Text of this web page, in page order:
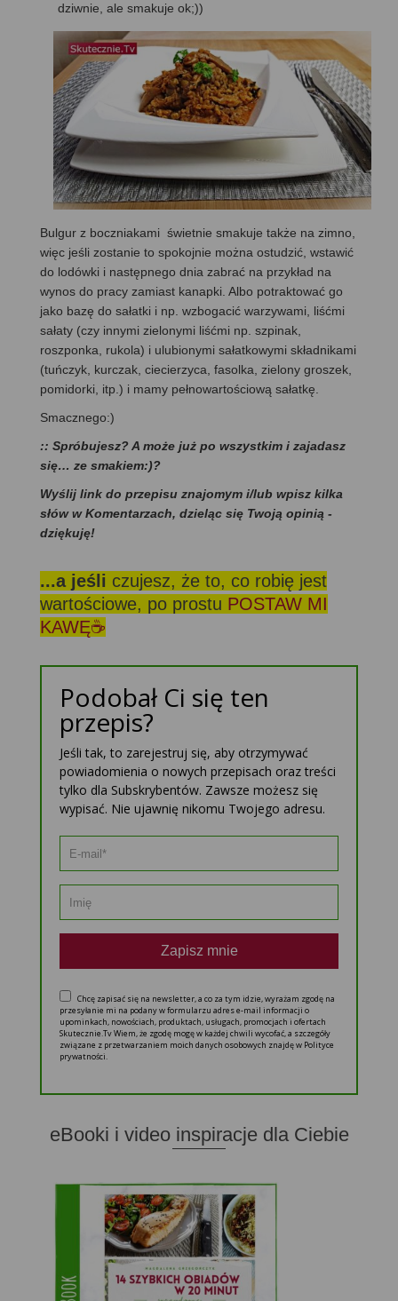
dziwnie, ale smakuje ok;))
Bulgur z boczniakami świetnie smakuje także na zimno,
więc jeśli zostanie to spokojnie można ostudzić, wstawić
do lodówki i następnego dnia zabrać na przykład na
wynos do pracy zamiast kanapki. Albo potraktować go
jako bazę do sałatki i np. wzbogacić warzywami, liśćmi
sałaty (czy innymi zielonymi liśćmi np. szpinak,
roszponka, rukola) i ulubionymi sałatkowymi składnikami
(tuńczyk, kurczak, ciecierzyca, fasolka, zielony groszek,
pomidorki, itp.) i mamy pełnowartościową sałatkę.
Smacznego:)
:: Spróbujesz? A może już po wszystkim i zajadasz
się… ze smakiem:)?
Wyślij link do przepisu znajomym i/lub wpisz kilka
słów w Komentarzach, dzieląc się Twoją opinią -
dziękuję!
...a jeśli czujesz, że to, co robię jest
wartościowe, po prostu POSTAW MI
KAWĘ☕
Podobał Ci się ten
przepis?
Jeśli tak, to zarejestruj się, aby otrzymywać
powiadomienia o nowych przepisach oraz treści
tylko dla Subskrybentów. Zawsze możesz się
wypisać. Nie ujawnię nikomu Twojego adresu.
Zapisz mnie
Chcę zapisać się na newsletter, a co za tym idzie, wyrażam zgodę na
przesyłanie mi na podany w formularzu adres e-mail informacji o
upominkach, nowościach, produktach, usługach, promocjach i ofertach
Skutecznie.Tv Wiem, że zgodę mogę w każdej chwili wycofać, a szczegóły
związane z przetwarzaniem moich danych osobowych znajdę w Polityce
prywatności.
eBooki i video inspiracje dla Ciebie